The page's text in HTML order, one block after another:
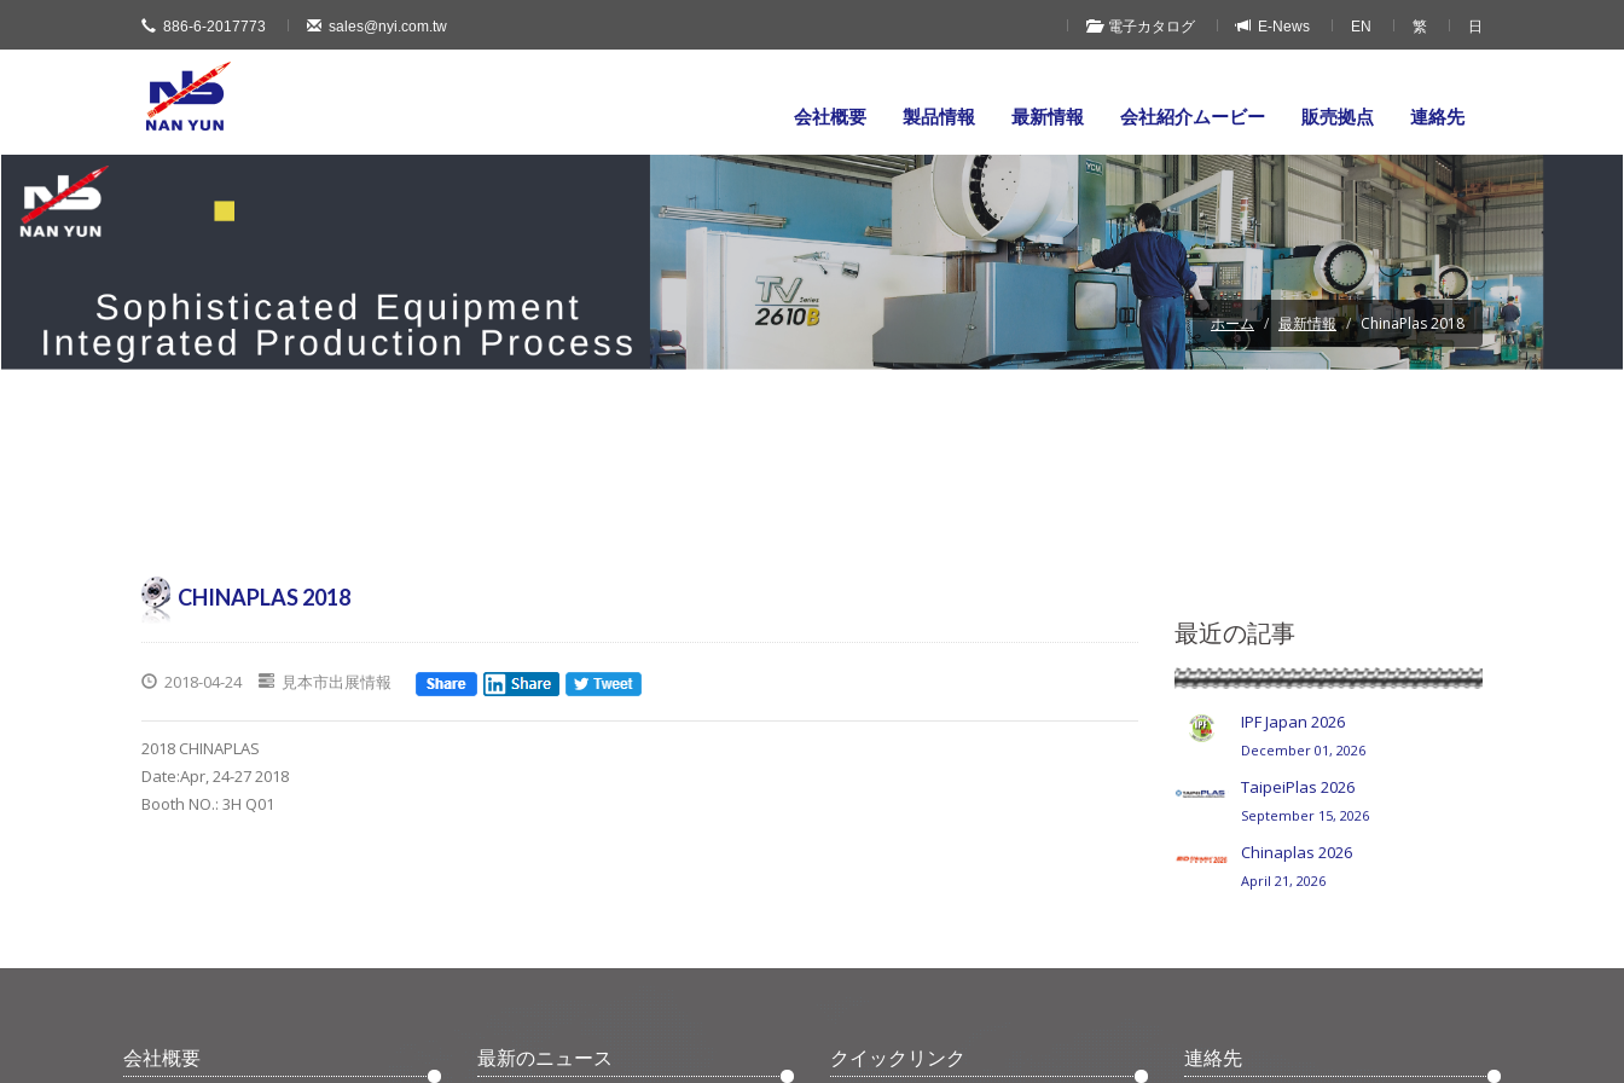
886-6-2017773 sales@nyi.com.tw 電子カタログ E-News EN 繁 日
会社概要 製品情報 最新情報 会社紹介ムービー 販売拠点 連絡先
ホーム 最新情報 ChinaPlas 2018
CHINAPLAS 2018
2018-04-24 見本市出展情報
2018 CHINAPLAS
Date:Apr, 24-27 2018
Booth NO.: 3H Q01
最近の記事
IPF Japan 2026
December 01, 2026
TaipeiPlas 2026
September 15, 2026
Chinaplas 2026
April 21, 2026
会社概要 最新のニュース クイックリンク 連絡先